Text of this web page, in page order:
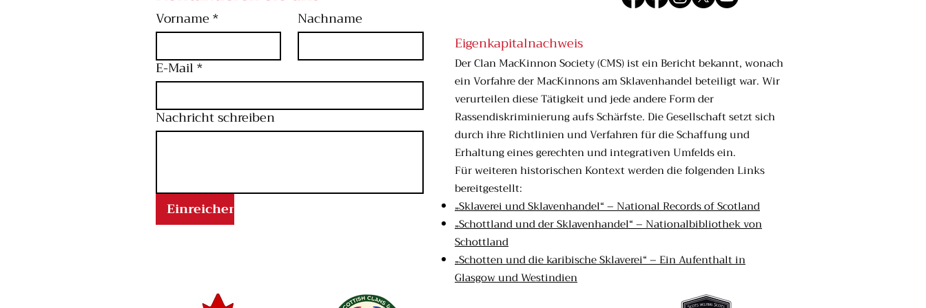
Vorname* Nachname
E-Mail*
Nachricht schreiben
Einreichen
Eigenkapitalnachweis
Der Clan MacKinnon Society (CMS) ist ein Bericht bekannt, wonach
ein Vorfahre der MacKinnons am Sklavenhandel beteiligt war. Wir
verurteilen diese Tätigkeit und jede andere Form der
Rassendiskriminierung aufs Schärfste. Die Gesellschaft setzt sich
durch ihre Richtlinien und Verfahren für die Schaffung und
Erhaltung eines gerechten und integrativen Umfelds ein.
Für weiteren historischen Kontext werden die folgenden Links
bereitgestellt:
„Sklaverei und Sklavenhandel“ – National Records of Scotland
„Schottland und der Sklavenhandel“ – Nationalbibliothek von
Schottland
„Schotten und die karibische Sklaverei“ – Ein Aufenthalt in
Glasgow und Westindien